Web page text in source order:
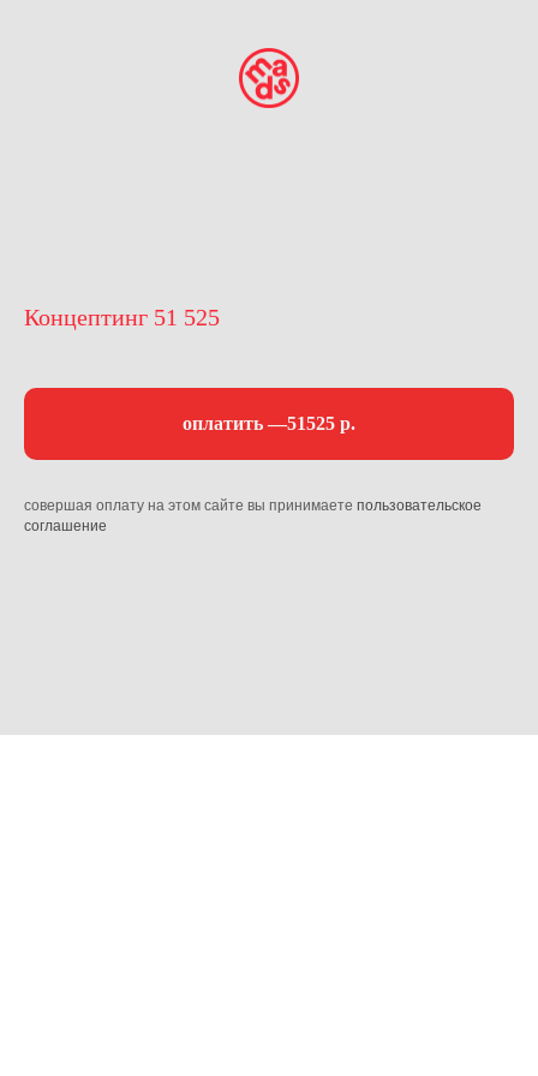
Концептинг 51 525
оплатить —51525 р.
совершая оплату на этом сайте вы принимаете пользовательское
соглашение